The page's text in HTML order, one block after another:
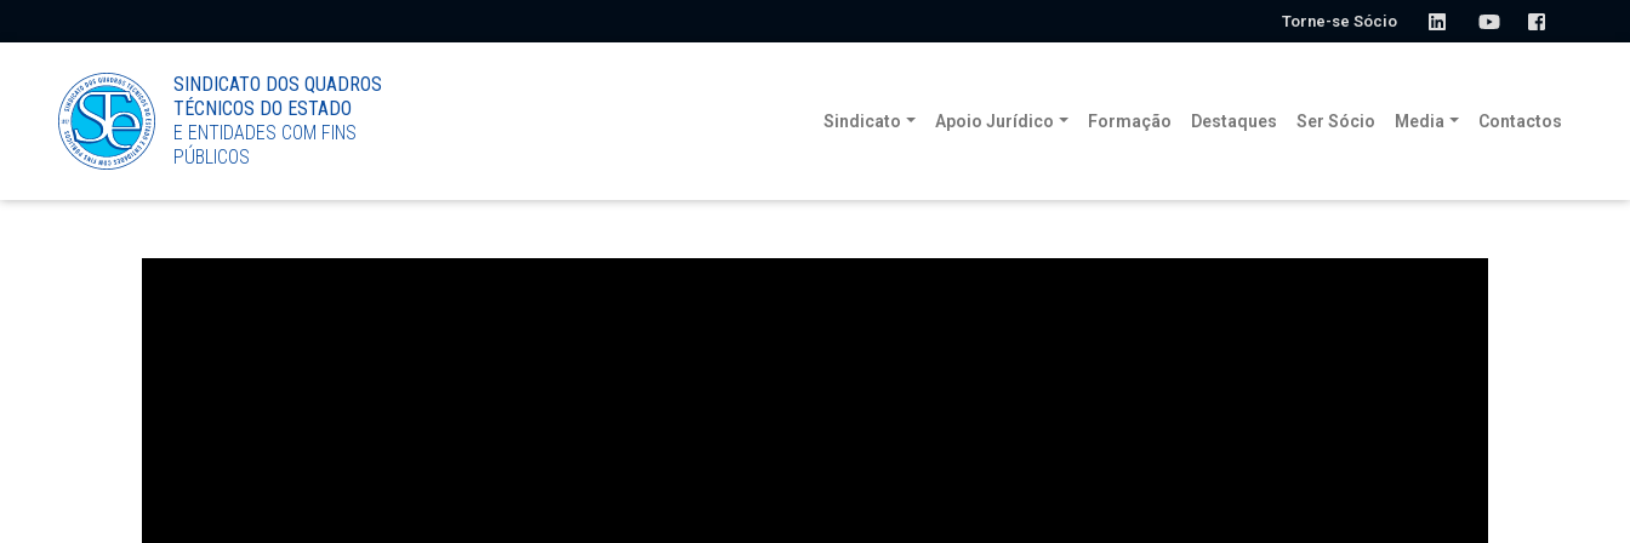
Torne-se Sócio
LinkedInSINDICATO DOS QUADROS
TÉCNICOS DO ESTADO
E ENTIDADES COM FINS
PÚBLICOS
Sindicato Apoio Jurídico Formação Destaques Ser Sócio Media Contactos